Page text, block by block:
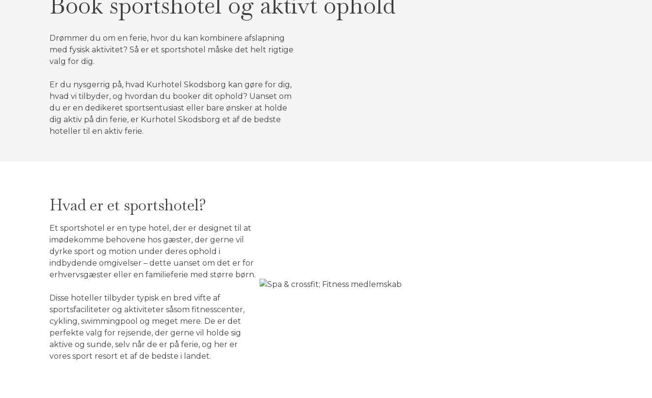
Drømmer du om en ferie, hvor du kan kombinere afslapning
med fysisk aktivitet? Så er et sportshotel måske det helt rigtige
valg for dig.
Er du nysgerrig på, hvad Kurhotel Skodsborg kan gøre for dig,
hvad vi tilbyder, og hvordan du booker dit ophold? Uanset om
du er en dedikeret sportsentusiast eller bare ønsker at holde
dig aktiv på din ferie, er Kurhotel Skodsborg et af de bedste
hoteller til en aktiv ferie.
Hvad er et sportshotel?
Et sportshotel er en type hotel, der er designet til at
imødekomme behovene hos gæster, der gerne vil
dyrke sport og motion under deres ophold i
indbydende omgivelser – dette uanset om det er for
erhvervsgæster eller en familieferie med større børn.
Disse hoteller tilbyder typisk en bred vifte af
sportsfaciliteter og aktiviteter såsom fitnesscenter,
cykling, swimmingpool og meget mere. De er det
perfekte valg for rejsende, der gerne vil holde sig
aktive og sunde, selv når de er på ferie, og her er
vores sport resort et af de bedste i landet.